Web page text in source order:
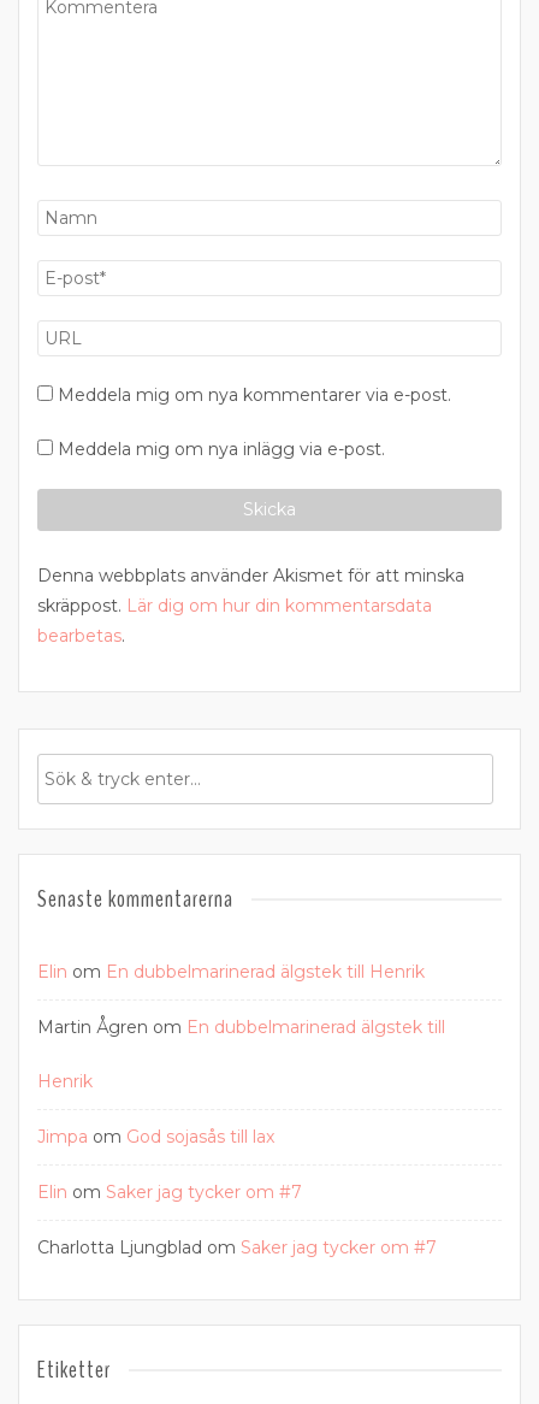
Meddela mig om nya kommentarer via e-post.
Meddela mig om nya inlägg via e-post.
Denna webbplats använder Akismet för att minska
skräppost. Lär dig om hur din kommentarsdata
bearbetas.
Senaste kommentarerna
Elin om En dubbelmarinerad älgstek till Henrik
Martin Ågren om En dubbelmarinerad älgstek till
Henrik
Jimpa om God sojasås till lax
Elin om Saker jag tycker om #7
Charlotta Ljungblad om Saker jag tycker om #7
Etiketter